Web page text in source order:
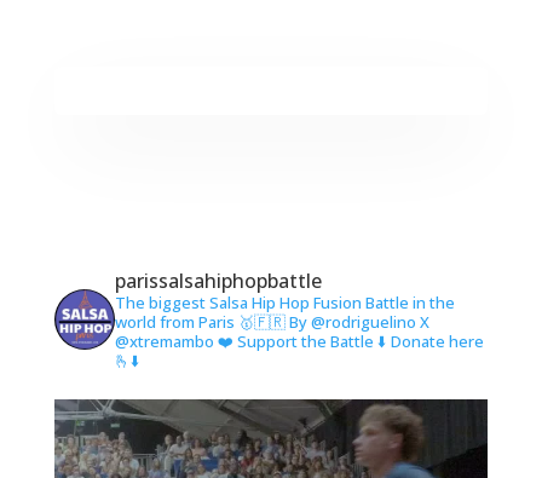
parissalsahiphopbattle
The biggest Salsa Hip Hop Fusion Battle in the
world from Paris 🥇🇫🇷By @rodriguelino X
@xtremambo ❤️ Support the Battle ⬇️ Donate here
🫰⬇️